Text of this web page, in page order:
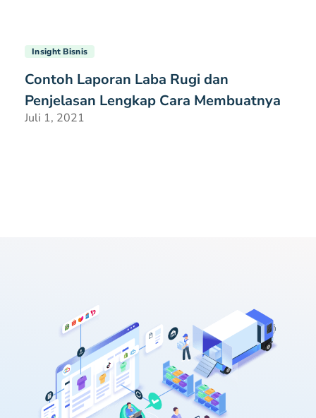
Insight Bisnis
Contoh Laporan Laba Rugi dan
Penjelasan Lengkap Cara Membuatnya
Juli 1, 2021